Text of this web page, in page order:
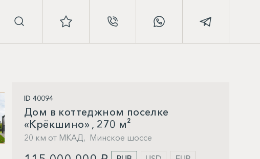
ID 40094
Дом в коттеджном поселке
«Крёкшино» , 270 м²
20 км от МКАД, Минское шоссе